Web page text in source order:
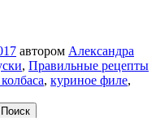
автором Александра
, Правильные рецепты
, куриное филе,